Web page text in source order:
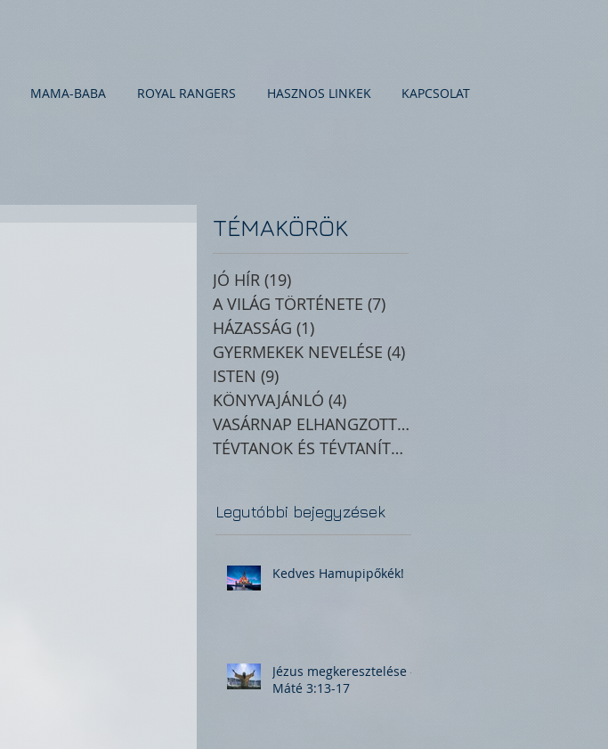
MAMA-BABA ROYAL RANGERS HASZNOS LINKEK KAPCSOLAT
TÉMAKÖRÖK
JÓ HÍR (19)
A VILÁG TÖRTÉNETE (7)
HÁZASSÁG (1)
GYERMEKEK NEVELÉSE (4)
ISTEN (9)
KÖNYVAJÁNLÓ (4)
VASÁRNAP ELHANGZOTT IGEHIRDETÉSEK
TÉVTANOK ÉS TÉVTANÍTÓK
Legutóbbi bejegyzések
Kedves Hamupipőkék!
Jézus megkeresztelése -
Máté 3:13-17